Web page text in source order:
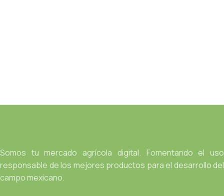
Somos tu mercado agrícola digital. Fomentando el uso
responsable de los mejores productos para el desarrollo del
campo mexicano.